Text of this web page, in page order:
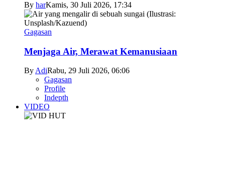
By harKamis, 30 Juli 2026, 17:34
Gagasan
Menjaga Air, Merawat Kemanusiaan
ByAdiRabu, 29 Juli 2026, 06:06
Gagasan
Profile
Indepth
VIDEO